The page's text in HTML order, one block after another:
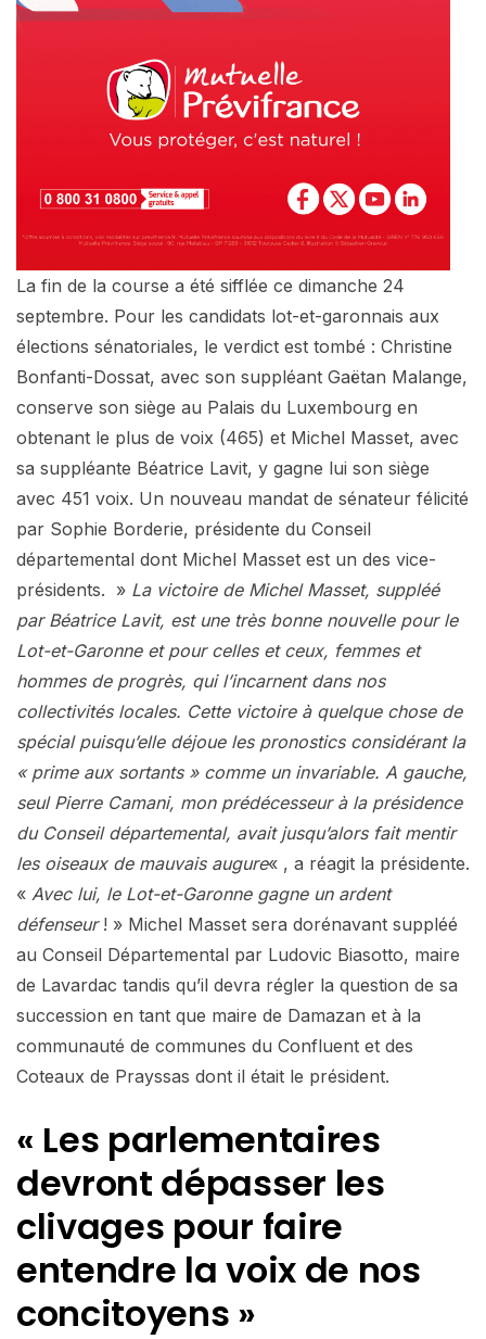
La fin de la course a été sifflée ce dimanche 24
septembre. Pour les candidats lot-et-garonnais aux
élections sénatoriales, le verdict est tombé : Christine
Bonfanti-Dossat, avec son suppléant Gaëtan Malange,
conserve son siège au Palais du Luxembourg en
obtenant le plus de voix (465) et Michel Masset, avec
sa suppléante Béatrice Lavit, y gagne lui son siège
avec 451 voix. Un nouveau mandat de sénateur félicité
par Sophie Borderie, présidente du Conseil
départemental dont Michel Masset est un des vice-
présidents. » La victoire de Michel Masset, suppléé
par Béatrice Lavit, est une très bonne nouvelle pour le
Lot-et-Garonne et pour celles et ceux, femmes et
hommes de progrès, qui l’incarnent dans nos
collectivités locales. Cette victoire à quelque chose de
spécial puisqu’elle déjoue les pronostics considérant la
« prime aux sortants » comme un invariable. A gauche,
seul Pierre Camani, mon prédécesseur à la présidence
du Conseil départemental, avait jusqu’alors fait mentir
les oiseaux de mauvais augure« , a réagit la présidente.
« Avec lui, le Lot-et-Garonne gagne un ardent
défenseur! » Michel Masset sera dorénavant suppléé
au Conseil Départemental par Ludovic Biasotto, maire
de Lavardac tandis qu’il devra régler la question de sa
succession en tant que maire de Damazan et à la
communauté de communes du Confluent et des
Coteaux de Prayssas dont il était le président.
« Les parlementaires
devront dépasser les
clivages pour faire
entendre la voix de nos
concitoyens »